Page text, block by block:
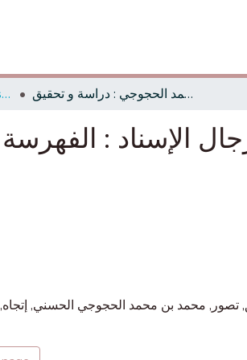
Faculté des Lettres et des Sciences Humaines - Tétouan نيل المراد في معرفة رجال الإسناد : الفهرسة الكبرى لمحمد الحجوجي : دراسة و تحقيق
الإسناد :
,تصور , محمد بن محمد الحجوجي الحسني,إتجاه,